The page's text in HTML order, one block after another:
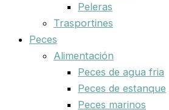
Peleras
Trasportines
Peces
Alimentación
Peces de agua fria
Peces de estanque
Peces marinos